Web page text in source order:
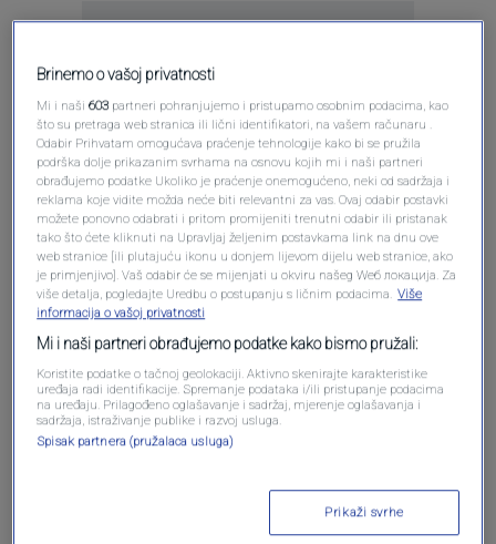
Oglas
Oglas
Brinemo o vašoj privatnosti
Mi i naši603 partneri pohranjujemo i pristupamo osobnim podacima, kao
što su pretraga web stranica ili lični identifikatori, na vašem računaru .
Odabir Prihvatam omogućava praćenje tehnologije kako bi se pružila
podrška dolje prikazanim svrhama na osnovu kojih mi i naši partneri
obrađujemo podatke Ukoliko je praćenje onemogućeno, neki od sadržaja i
reklama koje vidite možda neće biti relevantni za vas. Ovaj odabir postavki
možete ponovno odabrati i pritom promijeniti trenutni odabir ili pristanak
tako što ćete kliknuti na Upravljaj željenim postavkama link na dnu ove
web stranice [ili plutajuću ikonu u donjem lijevom dijelu web stranice, ako
je primjenjivo]. Vaš odabir će se mijenjati u okviru našeg Wеб локација. Za
više detalja, pogledajte Uredbu o postupanju s ličnim podacima. Više
informacija o vašoj privatnosti
Mi i naši partneri obrađujemo podatke kako bismo pružali:
Koristite podatke o tačnoj geolokaciji. Aktivno skenirajte karakteristike
uređaja radi identifikacije. Spremanje podataka i/ili pristupanje podacima
na uređaju. Prilagođeno oglašavanje i sadržaj, mjerenje oglašavanja i
sadržaja, istraživanje publike i razvoj usluga.
Spisak partnera (pružalaca usluga)
Prikaži svrhe